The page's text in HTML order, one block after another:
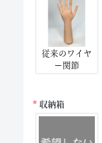
従来のワイヤ
ー関節
収納箱